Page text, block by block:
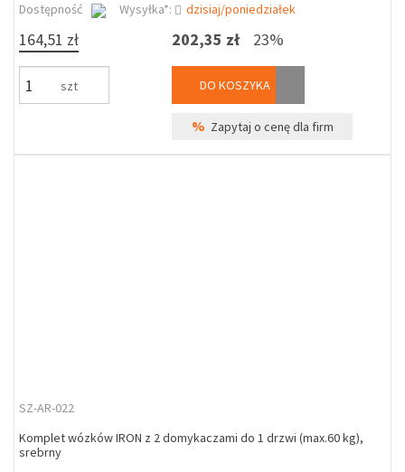
Dostępność
Wysyłka*: dzisiaj/poniedziałek
164,51 zł
szt
202,35 zł 23%
DO KOSZYKA
% Zapytaj o cenę dla firm
SZ-AR-022
Komplet wózków IRON z 2 domykaczami do 1 drzwi (max.60 kg),
srebrny